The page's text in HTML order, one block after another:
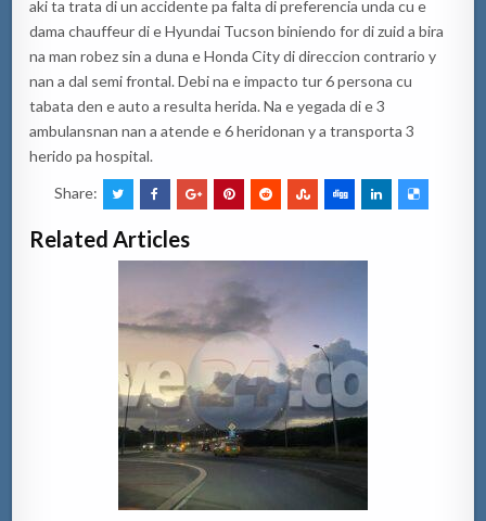
aki ta trata di un accidente pa falta di preferencia unda cu e
dama chauffeur di e Hyundai Tucson biniendo for di zuid a bira
na man robez sin a duna e Honda City di direccion contrario y
nan a dal semi frontal. Debi na e impacto tur 6 persona cu
tabata den e auto a resulta herida. Na e yegada di e 3
ambulansnan nan a atende e 6 heridonan y a transporta 3
herido pa hospital.
Share:
Related Articles